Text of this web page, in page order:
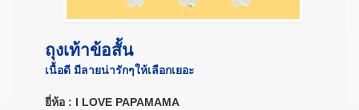
ถุงเท้าข้อสั้น
เนื้อดี มีลายน่ารักๆให้เลือกเยอะ
ยี่ห้อ : I LOVE PAPAMAMA